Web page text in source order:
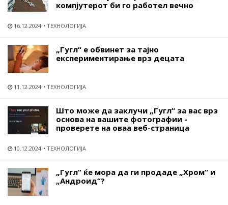
компјутерот би го работел вечно
16.12.2024 ТЕХНОЛОГИЈА
„Гугл“ е обвинет за тајно
експериментирање врз децата
11.12.2024 ТЕХНОЛОГИЈА
Што може да заклучи „Гугл“ за вас врз
основа на вашите фотографии -
проверете на оваа веб-страница
10.12.2024 ТЕХНОЛОГИЈА
„Гугл“ ќе мора да ги продаде „Хром“ и
„Андроид“?